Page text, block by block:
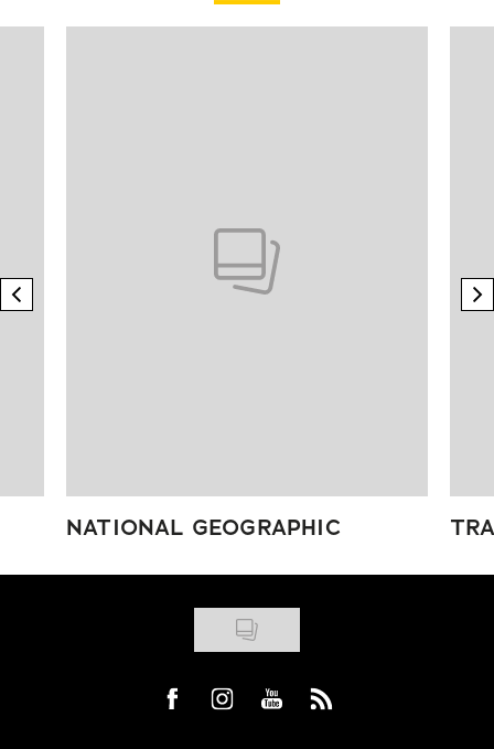
previous element
NATIONAL GEOGRAPHIC
Visit us on Facebook
Visit us on Instagram
Visit us on Youtube
Visit us on Rss